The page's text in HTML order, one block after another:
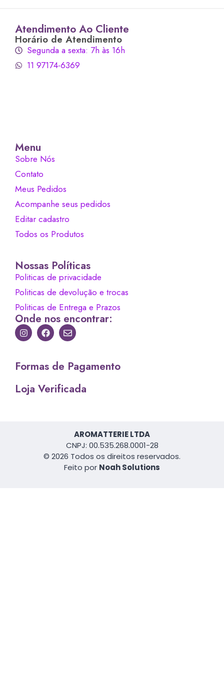
Atendimento Ao Cliente
Horário de Atendimento
Segunda a sexta: 7h às 16h
11 97174-6369
Menu
Sobre Nós
Contato
Meus Pedidos
Acompanhe seus pedidos
Editar cadastro
Todos os Produtos
Nossas Políticas
Politicas de privacidade
Politicas de devolução e trocas
Politicas de Entrega e Prazos
Onde nos encontrar:
Formas de Pagamento
Loja Verificada
AROMATTERIE LTDA
CNPJ: 00.535.268.0001-28
© 2026 Todos os direitos reservados.
Feito por Noah Solutions